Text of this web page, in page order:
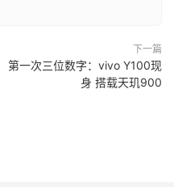
下一篇
第一次三位数字：vivo Y100现
身 搭载天玑900